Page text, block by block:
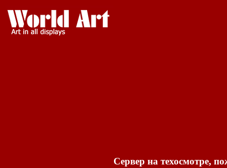
Сервер на техосмотре,